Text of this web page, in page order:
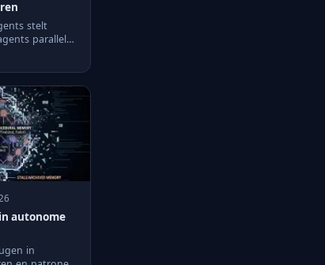
stelt
parallel
autonome
in